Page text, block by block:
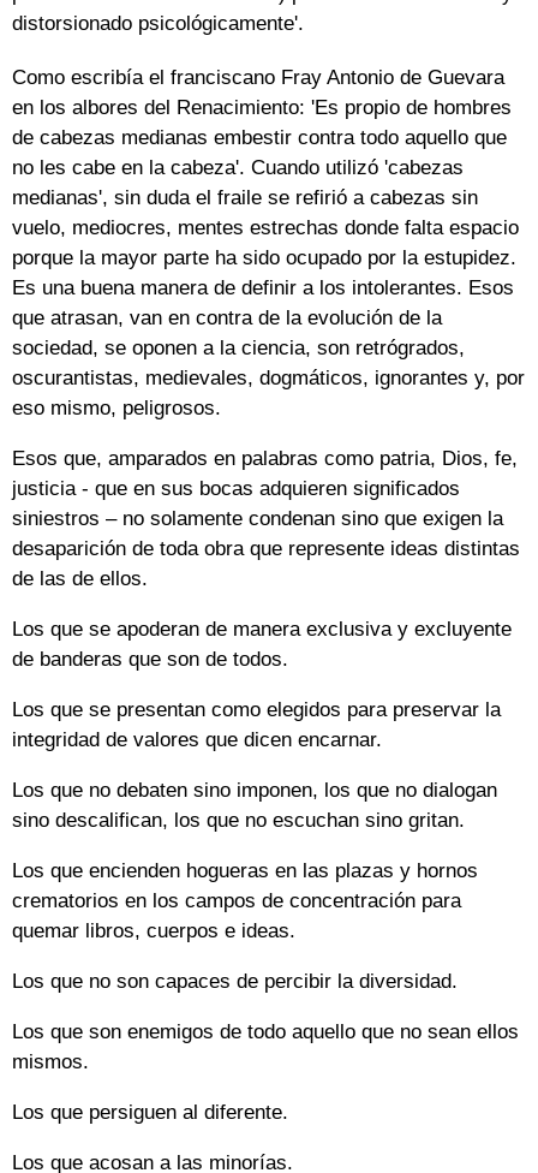
distorsionado psicológicamente'.
Como escribía el franciscano Fray Antonio de Guevara
en los albores del Renacimiento: 'Es propio de hombres
de cabezas medianas embestir contra todo aquello que
no les cabe en la cabeza'. Cuando utilizó 'cabezas
medianas', sin duda el fraile se refirió a cabezas sin
vuelo, mediocres, mentes estrechas donde falta espacio
porque la mayor parte ha sido ocupado por la estupidez.
Es una buena manera de definir a los intolerantes. Esos
que atrasan, van en contra de la evolución de la
sociedad, se oponen a la ciencia, son retrógrados,
oscurantistas, medievales, dogmáticos, ignorantes y, por
eso mismo, peligrosos.
Esos que, amparados en palabras como patria, Dios, fe,
justicia - que en sus bocas adquieren significados
siniestros – no solamente condenan sino que exigen la
desaparición de toda obra que represente ideas distintas
de las de ellos.
Los que se apoderan de manera exclusiva y excluyente
de banderas que son de todos.
Los que se presentan como elegidos para preservar la
integridad de valores que dicen encarnar.
Los que no debaten sino imponen, los que no dialogan
sino descalifican, los que no escuchan sino gritan.
Los que encienden hogueras en las plazas y hornos
crematorios en los campos de concentración para
quemar libros, cuerpos e ideas.
Los que no son capaces de percibir la diversidad.
Los que son enemigos de todo aquello que no sean ellos
mismos.
Los que persiguen al diferente.
Los que acosan a las minorías.